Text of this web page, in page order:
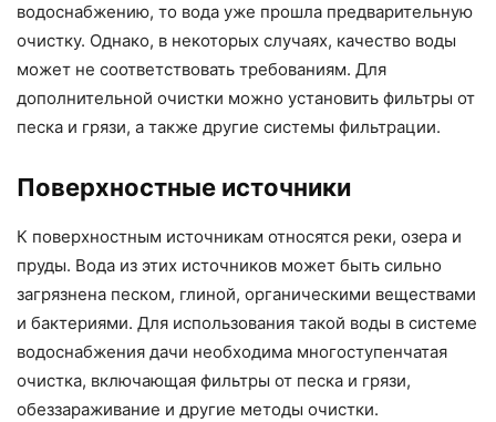
водоснабжению, то вода уже прошла предварительную
очистку. Однако, в некоторых случаях, качество воды
может не соответствовать требованиям. Для
дополнительной очистки можно установить фильтры от
песка и грязи, а также другие системы фильтрации.
Поверхностные источники
К поверхностным источникам относятся реки, озера и
пруды. Вода из этих источников может быть сильно
загрязнена песком, глиной, органическими веществами
и бактериями. Для использования такой воды в системе
водоснабжения дачи необходима многоступенчатая
очистка, включающая фильтры от песка и грязи,
обеззараживание и другие методы очистки.